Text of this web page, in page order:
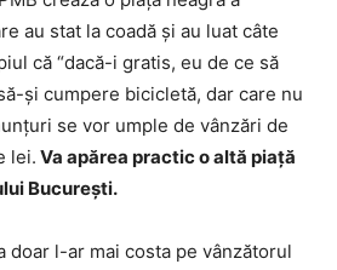
au stat la coadă și au luat câte
că “dacă-i gratis, eu de ce să
și cumpere bicicletă, dar care nu
se vor umple de vânzări de
lei. Va apărea practic o altă piață
București.
doar l-ar mai costa pe vânzătorul